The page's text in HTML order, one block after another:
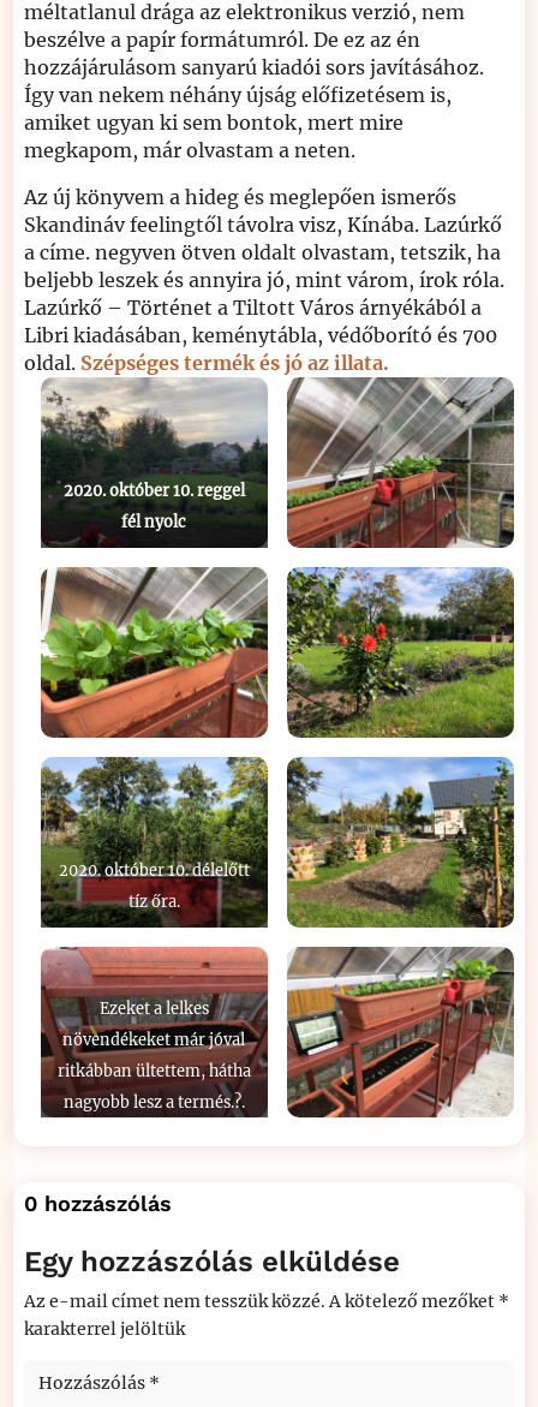
méltatlanul drága az elektronikus verzió, nem
beszélve a papír formátumról. De ez az én
hozzájárulásom sanyarú kiadói sors javításához.
Így van nekem néhány újság előfizetésem is,
amiket ugyan ki sem bontok, mert mire
megkapom, már olvastam a neten.
Az új könyvem a hideg és meglepően ismerős
Skandináv feelingtől távolra visz, Kínába. Lazúrkő
a címe. negyven ötven oldalt olvastam, tetszik, ha
beljebb leszek és annyira jó, mint várom, írok róla.
Lazúrkő – Történet a Tiltott Város árnyékából a
Libri kiadásában, keménytábla, védőborító és 700
oldal. Szépséges termék és jó az illata.
2020. október 10. reggel
fél nyolc
2020. október 10. délelőtt
tíz őra.
Ezeket a lelkes
növendékeket már jóval
ritkábban ültettem, hátha
nagyobb lesz a termés.?.
0 hozzászólás
Egy hozzászólás elküldése
Az e-mail címet nem tesszük közzé. A kötelező mezőket *
karakterrel jelöltük